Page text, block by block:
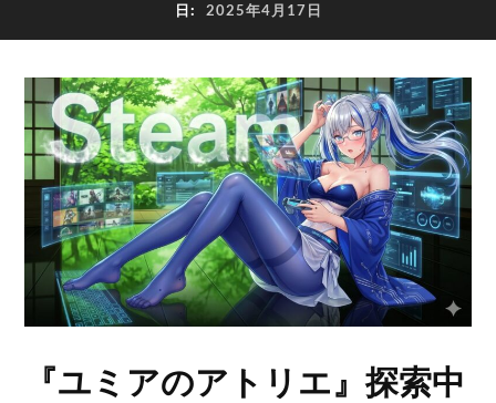
日: 2025年4月17日
『ユミアのアトリエ』探索中